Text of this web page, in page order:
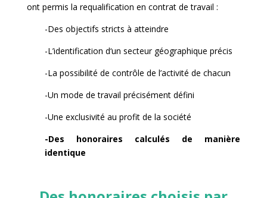
ont permis la requalification en contrat de travail :
-Des objectifs stricts à atteindre
-L’identification d‘un secteur géographique précis
-La possibilité de contrôle de l’activité de chacun
-Un mode de travail précisément défini
-Une exclusivité au profit de la société
-Des honoraires calculés de manière
identique